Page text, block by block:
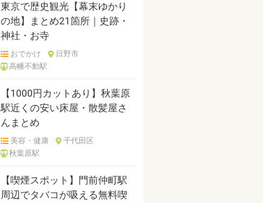
東京で歴史観光【幕末ゆかり
の地】まとめ21箇所｜史跡・
神社・お寺
おでかけ
日野市
高幡不動駅
【1000円カットあり】秋葉原
駅近くの安い床屋・散髪屋さ
んまとめ
美容・健康
千代田区
秋葉原駅
【喫煙スポット】門前仲町駅
周辺でタバコが吸える無料喫